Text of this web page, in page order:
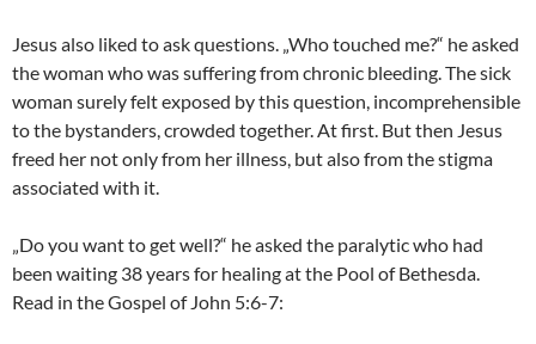
Jesus also liked to ask questions. „Who touched me?“ he asked
the woman who was suffering from chronic bleeding. The sick
woman surely felt exposed by this question, incomprehensible
to the bystanders, crowded together. At first. But then Jesus
freed her not only from her illness, but also from the stigma
associated with it.
„Do you want to get well?“ he asked the paralytic who had
been waiting 38 years for healing at the Pool of Bethesda.
Read in the Gospel of John 5:6-7: